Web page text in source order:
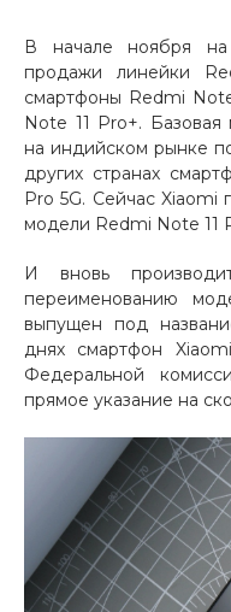
Сегодня
25%
Добавляйте
в корзину
Оплачивайте
25 % картой
Получайте
Оставшиеся75
списыватьсяс
по25%каждые
В начале ноября на
продажи линейки
смартфоны Redmi
Note 11 Pro+.
на индийском рынке
других странах
Pro 5G. Сейчас Xiaomi
модели Redmi Note 11
И вновь
переименованию
выпущен под
днях смартфон
Федеральной
прямое указание на